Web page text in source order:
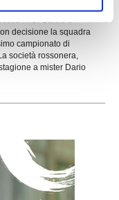
M.U. Calcio 84
decisione la squadra
campionato di
società rossonera,
a mister Dario